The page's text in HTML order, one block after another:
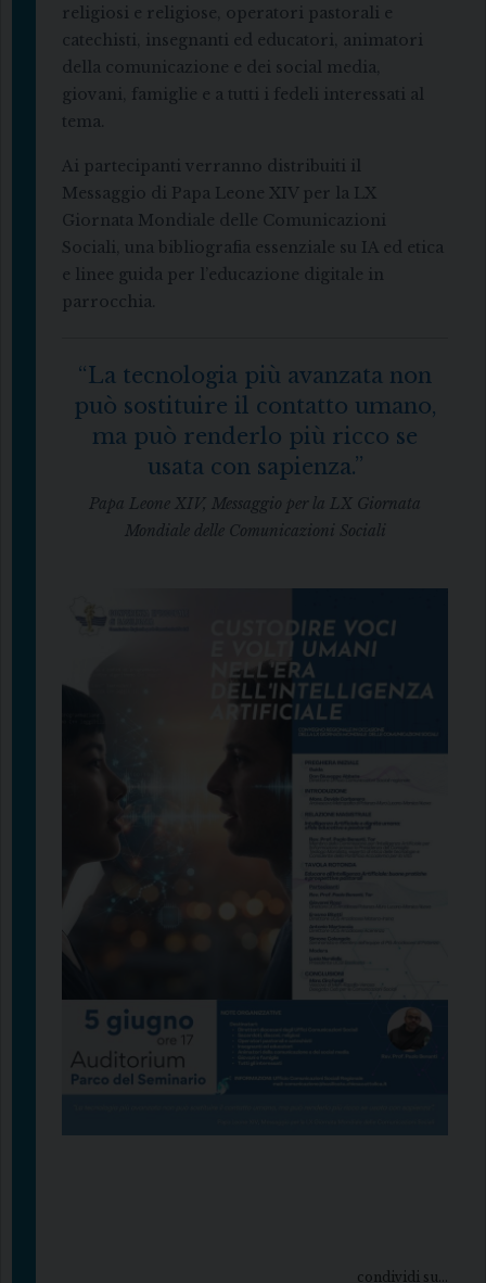
religiosi e religiose, operatori pastorali e
catechisti, insegnanti ed educatori, animatori
della comunicazione e dei social media,
giovani, famiglie e a tutti i fedeli interessati al
tema.
Ai partecipanti verranno distribuiti il
Messaggio di Papa Leone XIV per la LX
Giornata Mondiale delle Comunicazioni
Sociali, una bibliografia essenziale su IA ed etica
e linee guida per l’educazione digitale in
parrocchia.
“La tecnologia più avanzata non
può sostituire il contatto umano,
ma può renderlo più ricco se
usata con sapienza.”
Papa Leone XIV, Messaggio per la LX Giornata
Mondiale delle Comunicazioni Sociali
condividi su...